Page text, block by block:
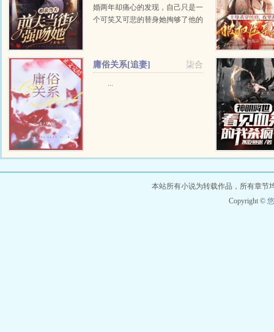
婚两年却痛心的发现，自己只是一
个可笑又可悲的替身她掏够了他的
柒合
庸俗关系[追妻]
...
本站所有小说为转载作品，所有章节
Copyright ©